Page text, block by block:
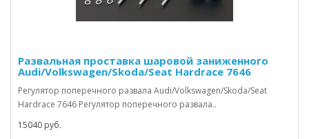
Развальная проставка шаровой заниженного
Audi/Volkswagen/Skoda/Seat Hardrace 7646
Регулятор поперечного развала Audi/Volkswagen/Skoda/Seat
Hardrace 7646 Регулятор поперечного развала..
15040 руб.